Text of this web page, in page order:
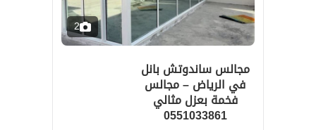
2
مجالس ساندوتش بانل
في الرياض – مجالس
فخمة بعزل مثالي
0551033861